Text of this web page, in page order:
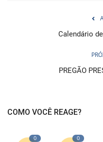
Calendário
PREGÃO
COMO VOCÊ REAGE?
0 0